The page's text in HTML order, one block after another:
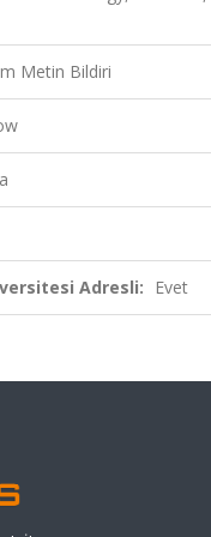
Metin Bildiri
Adresli: Evet